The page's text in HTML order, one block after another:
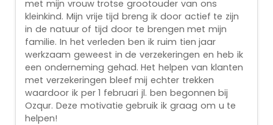
met mijn vrouw trotse grootouder van ons
kleinkind. Mijn vrije tijd breng ik door actief te zijn
in de natuur of tijd door te brengen met mijn
familie. In het verleden ben ik ruim tien jaar
werkzaam geweest in de verzekeringen en heb ik
een onderneming gehad. Het helpen van klanten
met verzekeringen bleef mij echter trekken
waardoor ik per 1 februari jl. ben begonnen bij
Ozqur. Deze motivatie gebruik ik graag om u te
helpen!